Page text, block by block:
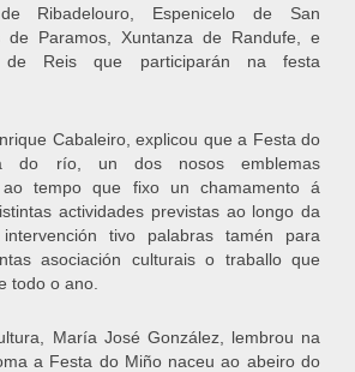
Ribadelouro, Espenicelo de San
de Paramos, Xuntanza de Randufe, e
Reis que participarán na festa
Cabaleiro, explicou que a Festa do
do río, un dos nosos emblemas
ao tempo que fixo un chamamento á
actividades previstas ao longo da
tivo palabras tamén para
asociación culturais o traballo que
todo o ano.
María José González, lembrou na
a Festa do Miño naceu ao abeiro do